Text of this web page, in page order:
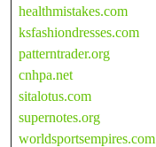
healthmistakes.com
ksfashiondresses.com
patterntrader.org
cnhpa.net
sitalotus.com
supernotes.org
worldsportsempires.com